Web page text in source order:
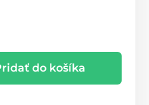
do košíka